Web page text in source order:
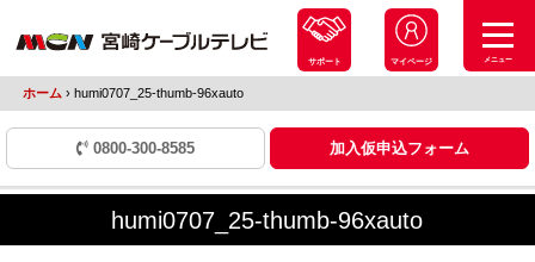
サポート マイページ メニュー
ホーム ›humi0707_25-thumb-96xauto
0800-300-8585 加入仮申込フォーム
humi0707_25-thumb-96xauto